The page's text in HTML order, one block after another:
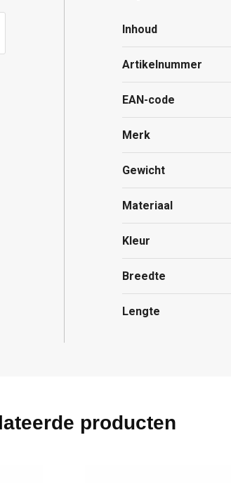
Inhoud
Artikelnummer
EAN-code
Merk
Gewicht
Materiaal
Kleur
Breedte
Lengte
producten